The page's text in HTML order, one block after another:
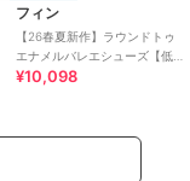
フィン
【26春夏新作】ラウンドトゥ
エナメルバレエシューズ【低
反発スポンジ入り】
¥10,098